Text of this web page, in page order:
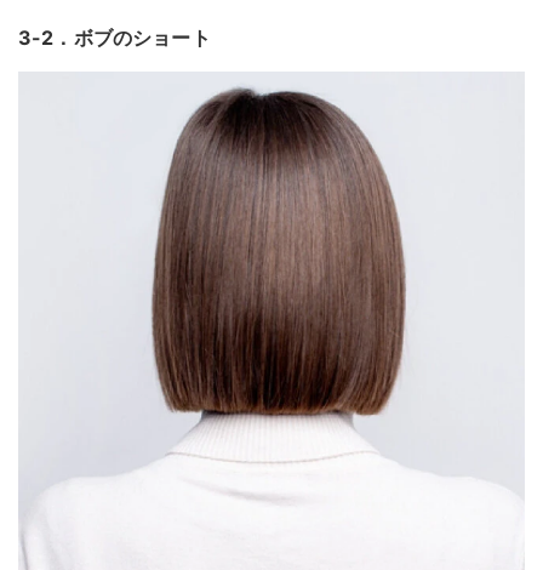
3-2．ボブのショート